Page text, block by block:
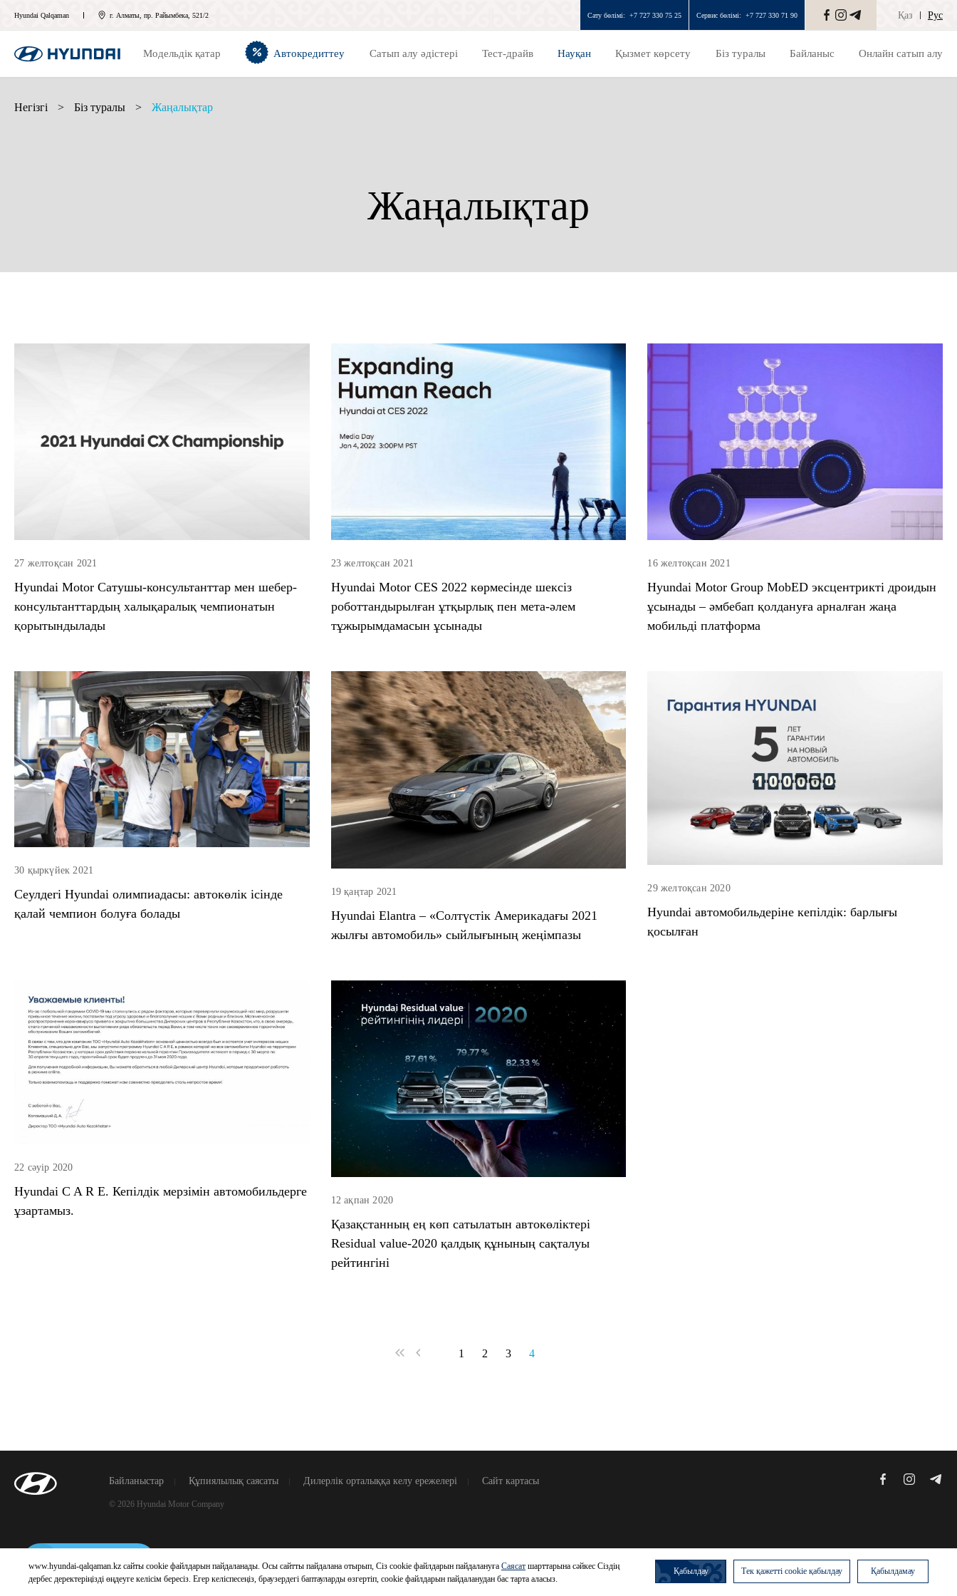
Hyundai Qalqaman г. Алматы, пр. Райымбека, 521/2 Сату бөлімі: +7 727 330 75 25 Сервис бөлімі: +7 727 330 71 90 Қаз Рус
Модельдік қатар Автокредиттеу Сатып алу әдістері Тест-драйв Науқан Қызмет көрсету Біз туралы Байланыс Онлайн сатып алу
Негізгі > Біз туралы > Жаңалықтар
Жаңалықтар
27 желтоқсан 2021
Hyundai Motor Сатушы-консультанттар мен шебер-
консультанттардың халықаралық чемпионатын
қорытындылады
23 желтоқсан 2021
Hyundai Motor CES 2022 көрмесінде шексіз
роботтандырылған ұтқырлық пен мета-әлем
тұжырымдамасын ұсынады
16 желтоқсан 2021
Hyundai Motor Group MobED эксцентрикті дроидын
ұсынады – әмбебап қолдануға арналған жаңа
мобильді платформа
30 қыркүйек 2021
Сеулдегі Hyundai олимпиадасы: автокөлік ісінде
қалай чемпион болуға болады
19 қаңтар 2021
Hyundai Elantra – «Солтүстік Америкадағы 2021
жылғы автомобиль» сыйлығының жеңімпазы
29 желтоқсан 2020
Hyundai автомобильдеріне кепілдік: барлығы
қосылған
22 сәуір 2020
Hyundai C A R E. Кепілдік мерзімін автомобильдерге
ұзартамыз.
12 ақпан 2020
Қазақстанның ең көп сатылатын автокөліктері
Residual value-2020 қалдық құнының сақталуы
рейтингіні
1 2 3 4
Байланыстар Құпиялылық саясаты Дилерлік орталыққа келу ережелері Сайт картасы
© 2026 Hyundai Motor Company
www.hyundai-qalqaman.kz сайты cookie файлдарын пайдаланады. Осы сайтты пайдалана отырып, Сіз cookie файлдарын пайдалануға Саясат шарттарына сәйкес Сіздің
дербес деректеріңізді өңдеуге келісім бересіз. Егер келіспесеңіз, браузердегі баптауларды өзгертіп, cookie файлдарын пайдаланудан бас тарта аласыз.
Қабылдау Тек қажетті cookie қабылдау Қабылдамау
Telegram Бот